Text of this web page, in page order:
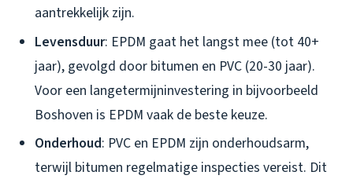
aantrekkelijk zijn.
Levensduur: EPDM gaat het langst mee (tot 40+
jaar), gevolgd door bitumen en PVC (20-30 jaar).
Voor een langetermijninvestering in bijvoorbeeld
Boshoven is EPDM vaak de beste keuze.
Onderhoud: PVC en EPDM zijn onderhoudsarm,
terwijl bitumen regelmatige inspecties vereist. Dit